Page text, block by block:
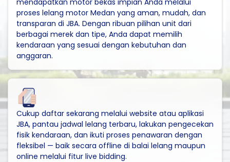
mendapatkan motor bekas impian Anda melalui
proses lelang motor Medan yang aman, mudah, dan
transparan di JBA. Dengan ribuan pilihan unit dari
berbagai merek dan tipe, Anda dapat memilih
kendaraan yang sesuai dengan kebutuhan dan
anggaran.
Cukup daftar sekarang melalui website atau aplikasi
JBA, pantau jadwal lelang terbaru, lakukan pengecekan
fisik kendaraan, dan ikuti proses penawaran dengan
fleksibel — baik secara offline di balai lelang maupun
online melalui fitur live bidding.